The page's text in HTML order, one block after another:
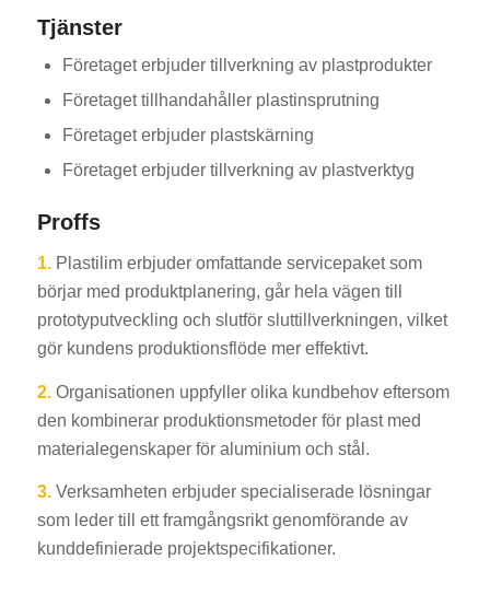
Tjänster
Företaget erbjuder tillverkning av plastprodukter
Företaget tillhandahåller plastinsprutning
Företaget erbjuder plastskärning
Företaget erbjuder tillverkning av plastverktyg
Proffs
1.Plastilim erbjuder omfattande servicepaket som
börjar med produktplanering, går hela vägen till
prototyputveckling och slutför sluttillverkningen, vilket
gör kundens produktionsflöde mer effektivt.
2.Organisationen uppfyller olika kundbehov eftersom
den kombinerar produktionsmetoder för plast med
materialegenskaper för aluminium och stål.
3.Verksamheten erbjuder specialiserade lösningar
som leder till ett framgångsrikt genomförande av
kunddefinierade projektspecifikationer.